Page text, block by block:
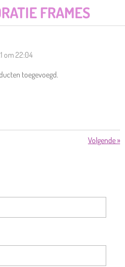
FRAMES
om 22:04
toegevoegd.
Volgende»